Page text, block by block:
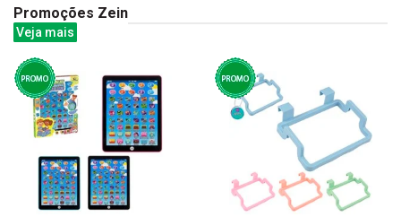
Promoções Zein
Veja mais